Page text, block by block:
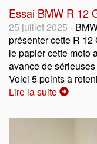
Essai BMW R 12
25 juillet 2025 -
présenter cette R
le papier cette moto
avance de
Voici 5 points à
Lire la suite